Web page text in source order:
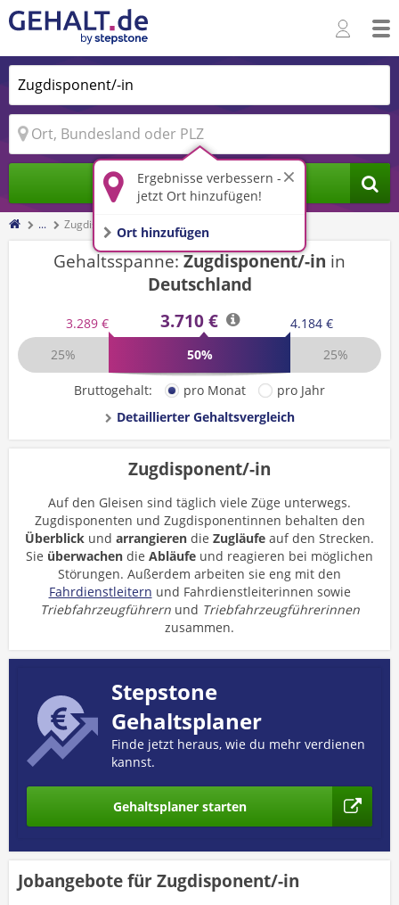
Ergebnisse verbessern -
jetzt Ort hinzufügen!
Ort hinzufügen
Jobs finden
... Zugdisponent/-in
Gehaltsspanne:Zugdisponent/-in in
Deutschland
3.289 € 3.710 €
4.184 €
25%
50% 25%
Bruttogehalt: pro Monat
pro Jahr
Detaillierter Gehaltsvergleich
Zugdisponent/-in
Auf den Gleisen sind täglich viele Züge unterwegs.
Zugdisponenten und Zugdisponentinnen behalten den
Überblick und arrangieren die Zugläufe auf den Strecken.
Sie überwachen die Abläufe und reagieren bei möglichen
Störungen. Außerdem arbeiten sie eng mit den
Fahrdienstleitern und Fahrdienstleiterinnen sowie
Triebfahrzeugführernund Triebfahrzeugführerinnen
zusammen.
Stepstone
Gehaltsplaner
Finde jetzt heraus, wie du mehr verdienen
kannst.
Gehaltsplaner starten
Jobangebote für Zugdisponent/-in